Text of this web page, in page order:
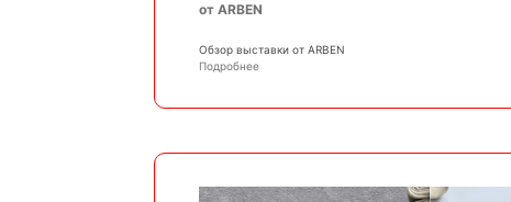
от ARBEN
Обзор выставки от ARBEN
Подробнее